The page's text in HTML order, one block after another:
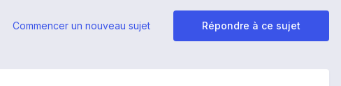
Répondre à ce sujet
Commencer un nouveau sujet